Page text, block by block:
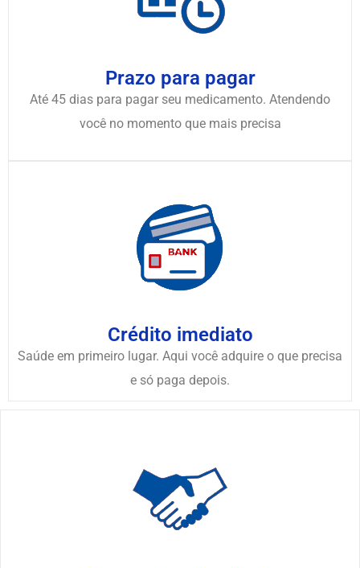
Prazo para pagar
Até 45 dias para pagar seu medicamento. Atendendo
você no momento que mais precisa
Crédito imediato
Saúde em primeiro lugar. Aqui você adquire o que precisa
e só paga depois.